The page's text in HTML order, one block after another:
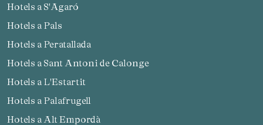
Hotels a S'Agaró
Hotels a Pals
Hotels a Peratallada
Hotels a Sant Antoni de Calonge
Hotels a L'Estartit
Hotels a Palafrugell
Hotels a Alt Empordà